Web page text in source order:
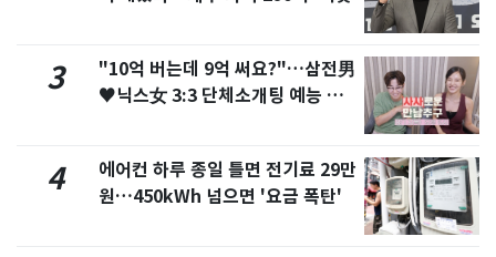
3
"10억 버는데 9억 써요?"…삼전男
♥닉스女 3:3 단체소개팅 예능 화
4
에어컨 하루 종일 틀면 전기료 29만
원…450kWh 넘으면 '요금 폭탄'